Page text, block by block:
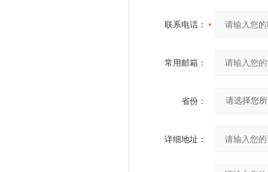
联系电话：
常用邮箱：
省份：
详细地址：